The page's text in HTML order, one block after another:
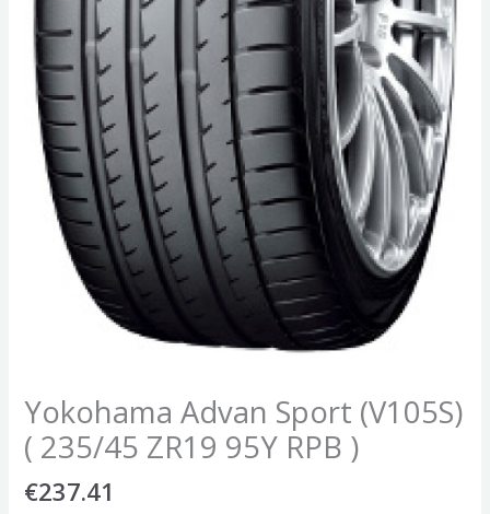
Yokohama Advan Sport (V105S)
( 235/45 ZR19 95Y RPB )
€237.41